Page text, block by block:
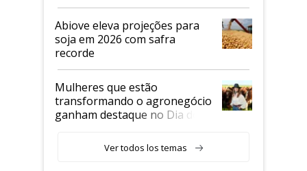
Abiove eleva projeções para
soja em 2026 com safra
recorde
Mulheres que estão
transformando o agronegócio
ganham destaque no Dia do
Ver todos los temas